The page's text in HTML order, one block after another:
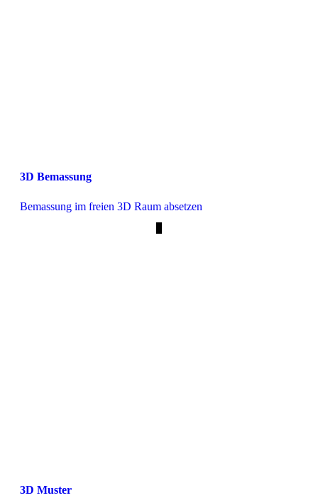
3D Bemassung
Bemassung im freien 3D Raum absetzen
3D Muster